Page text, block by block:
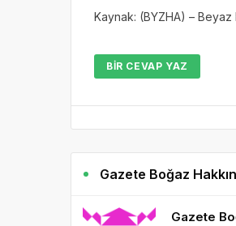
Kaynak: (BYZHA) – Beyaz
BIR CEVAP YAZ
Gazete Boğaz
Gazete